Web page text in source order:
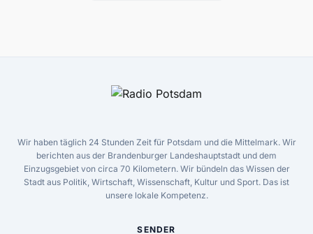
Wir haben täglich 24 Stunden Zeit für Potsdam und die Mittelmark. Wir
berichten aus der Brandenburger Landeshauptstadt und dem
Einzugsgebiet von circa 70 Kilometern. Wir bündeln das Wissen der
Stadt aus Politik, Wirtschaft, Wissenschaft, Kultur und Sport. Das ist
unsere lokale Kompetenz.
SENDER